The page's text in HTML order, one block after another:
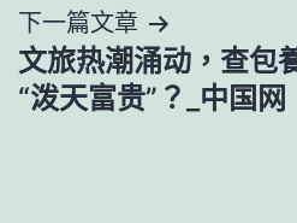
覽
下一篇文章
文旅热潮涌动，查包
“泼天富贵”？_中国网